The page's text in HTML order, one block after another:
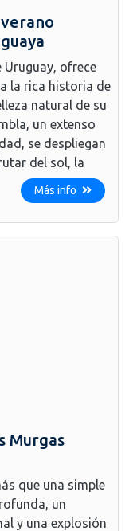
ofrece
la rica historia de
natural de su
un extenso
se despliegan
del sol, la
Más info
Murgas
que una simple
un
y una explosión